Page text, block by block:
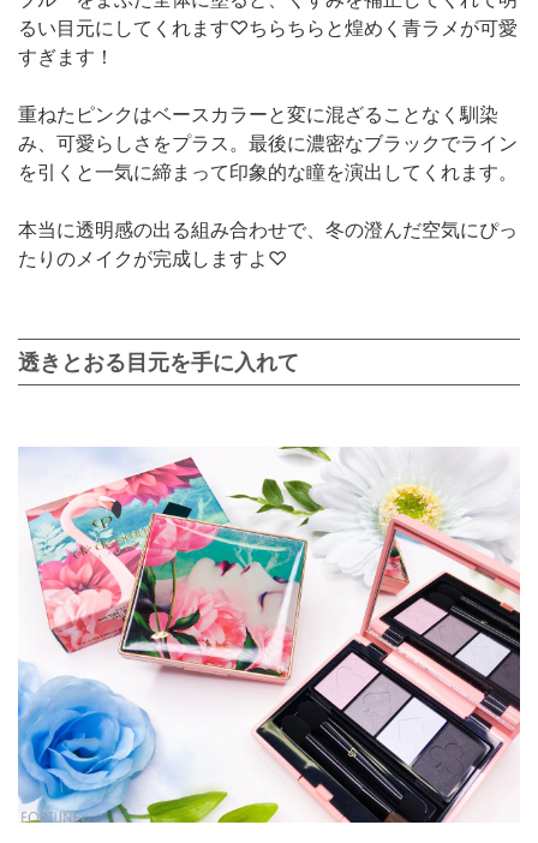
るい目元にしてくれます♡ちらちらと煌めく青ラメが可愛
すぎます！
重ねたピンクはベースカラーと変に混ざることなく馴染
み、可愛らしさをプラス。最後に濃密なブラックでライン
を引くと一気に締まって印象的な瞳を演出してくれます。
本当に透明感の出る組み合わせで、冬の澄んだ空気にぴっ
たりのメイクが完成しますよ♡
透きとおる目元を手に入れて